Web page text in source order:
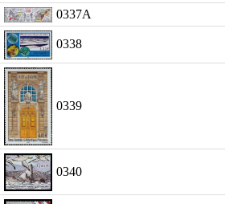
0337A
0338
0339
0340